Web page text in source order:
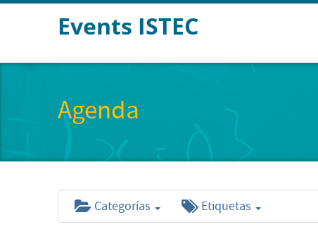
Events ISTEC
Agenda
Categorías Etiquetas